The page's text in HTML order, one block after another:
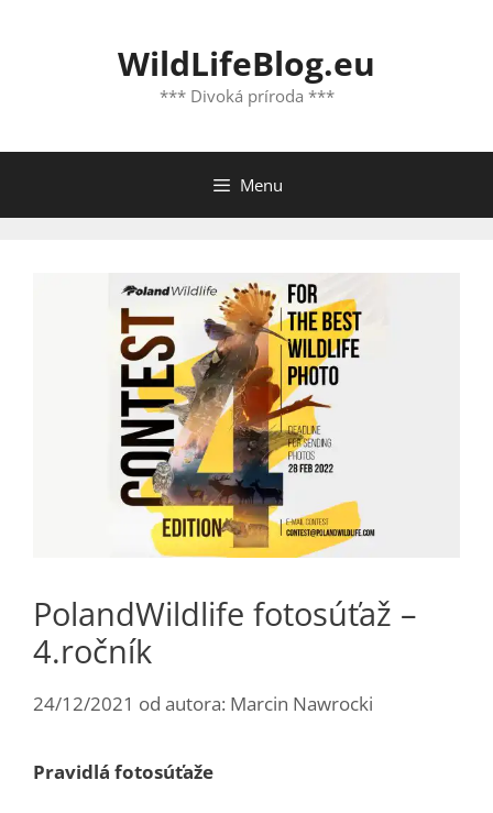
WildLifeBlog.eu
*** Divoká príroda ***
Menu
PolandWildlife fotosúťaž –
4.ročník
24/12/2021 od autora: Marcin Nawrocki
Pravidlá fotosúťaže